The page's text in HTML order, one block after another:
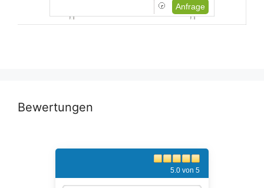
Anfrage
Bewertungen
5.0 von 5